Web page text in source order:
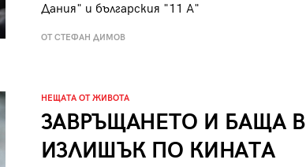
Дания" и българския "11 А"
ОТ СТЕФАН ДИМОВ
НЕЩАТА ОТ ЖИВОТА
ЗАВРЪЩАНЕТО И БАЩА В
ИЗЛИШЪК ПО КИНАТА